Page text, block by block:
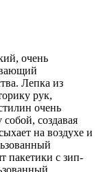
очень
Лепка из
рук,
очень
создавая
на воздухе и
пакетики с зип-